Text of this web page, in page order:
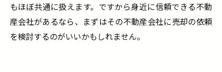
もほぼ共通に扱えます。ですから身近に信頼できる不動
産会社があるなら、まずはその不動産会社に売却の依頼
を検討するのがいいかもしれません。